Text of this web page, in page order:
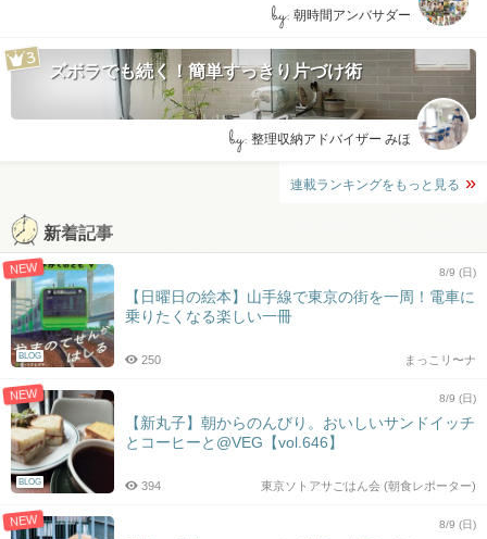
by: 朝時間アンバサダー
ズボラでも続く！簡単すっきり片づけ術
by: 整理収納アドバイザー みほ
連載ランキングをもっと見る
新着記事
NEW
BLOG
8/9 (日)
【日曜日の絵本】山手線で東京の街を一周！電車に
乗りたくなる楽しい一冊
まっこリ〜ナ
250
NEW
BLOG
8/9 (日)
【新丸子】朝からのんびり。おいしいサンドイッチ
とコーヒーと@VEG【vol.646】
東京ソトアサごはん会 (朝食レポーター)
394
NEW 8/9 (日)